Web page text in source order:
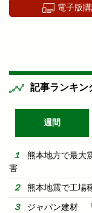
電子版
記事ランキン
週間
熊本地方で最大
害
熊本地震で工場
ジャパン建材